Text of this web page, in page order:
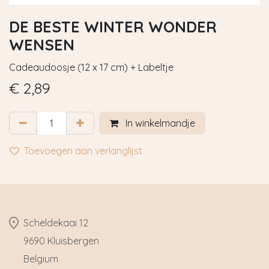
DE BESTE WINTER WONDER
WENSEN
Cadeaudoosje (12 x 17 cm) + Labeltje
€ 2,89
In winkelmandje
Toevoegen aan verlanglijst
​Scheldekaai 12
9690 Kluisbergen
​Belgium